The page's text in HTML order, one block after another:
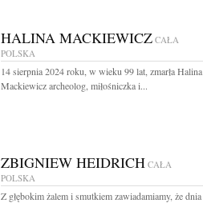
HALINA MACKIEWICZ CAŁA
POLSKA
14 sierpnia 2024 roku, w wieku 99 lat, zmarła Halina
Mackiewicz archeolog, miłośniczka i...
ZBIGNIEW HEIDRICH CAŁA
POLSKA
Z głębokim żalem i smutkiem zawiadamiamy, że dnia